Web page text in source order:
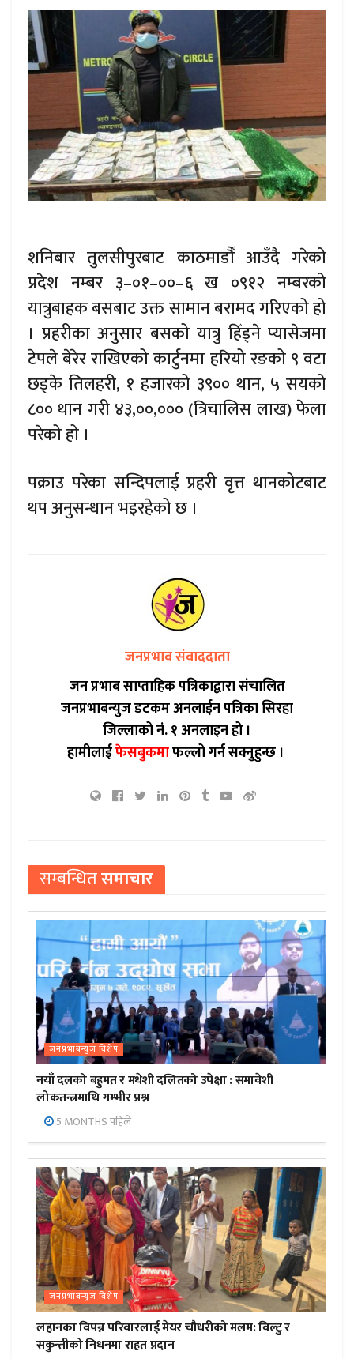
शनिबार तुलसीपुरबाट काठमाडौँ आउँदै गरेको
प्रदेश नम्बर ३–०१–००–६ ख ०९१२ नम्बरको
यात्रुबाहक बसबाट उक्त सामान बरामद गरिएको हो
। प्रहरीका अनुसार बसको यात्रु हिँड्ने प्यासेजमा
टेपले बेरेर राखिएको कार्टुनमा हरियो रङको ९ वटा
छड्के तिलहरी, १ हजारको ३९०० थान, ५ सयको
८०० थान गरी ४३,००,००० (त्रिचालिस लाख) फेला
परेको हो ।
पक्राउ परेका सन्दिपलाई प्रहरी वृत्त थानकोटबाट
थप अनुसन्धान भइरहेको छ ।
जनप्रभाव संवाददाता
जन प्रभाब साप्ताहिक पत्रिकाद्वारा संचालित
जनप्रभाबन्युज डटकम अनलाईन पत्रिका सिरहा
जिल्लाको नं. १ अनलाइन हो ।
हामीलाईफेसबुकमाफल्लो गर्न सक्नुहुन्छ ।
सम्बन्धितसमाचार
जनप्रभाबन्युज विशेष
नयाँ दलको बहुमत र मधेशी दलितको उपेक्षा : समावेशी
लोकतन्त्रमाथि गम्भीर प्रश्न
5 MONTHS पहिले
जनप्रभाबन्युज विशेष
लहानका विपन्न परिवारलाई मेयर चौधरीको मलम: विल्टु र
सकुन्तीको निधनमा राहत प्रदान